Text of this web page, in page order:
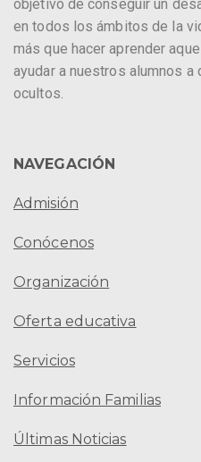
objetivo de conseguir un
en todos los ámbitos de la
más que hacer aprender
ayudar a nuestros alumnos
ocultos.
NAVEGACIÓN
Admisión
Conócenos
Organización
Oferta educativa
Servicios
Información Familias
Últimas Noticias